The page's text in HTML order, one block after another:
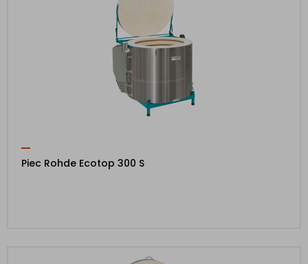
Piec Rohde Ecotop 300 S